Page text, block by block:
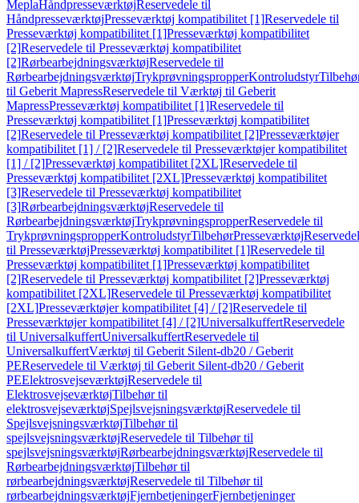
MeplaHåndpresseværktøjReservedele til
HåndpresseværktøjPresseværktøj kompatibilitet [1]Reservedele til
Presseværktøj kompatibilitet [1]Presseværktøj kompatibilitet
[2]Reservedele til Presseværktøj kompatibilitet
[2]RørbearbejdningsværktøjReservedele til
RørbearbejdningsværktøjTrykprøvningspropperKontroludstyr
til Geberit MapressReservedele til Værktøj til Geberit
MapressPresseværktøj kompatibilitet [1]Reservedele til
Presseværktøj kompatibilitet [1]Presseværktøj kompatibilitet
[2]Reservedele til Presseværktøj kompatibilitet [2]Presseværktøjer
kompatibilitet [1] / [2]Reservedele til Presseværktøjer kompatibilitet
[1] / [2]Presseværktøj kompatibilitet [2XL]Reservedele til
Presseværktøj kompatibilitet [2XL]Presseværktøj kompatibilitet
[3]Reservedele til Presseværktøj kompatibilitet
[3]RørbearbejdningsværktøjReservedele til
RørbearbejdningsværktøjTrykprøvningspropperReservedele til
TrykprøvningspropperKontroludstyrTilbehørPresseværktøj
til PresseværktøjPresseværktøj kompatibilitet [1]Reservedele til
Presseværktøj kompatibilitet [1]Presseværktøj kompatibilitet
[2]Reservedele til Presseværktøj kompatibilitet [2]Presseværktøj
kompatibilitet [2XL]Reservedele til Presseværktøj kompatibilitet
[2XL]Presseværktøjer kompatibilitet [4] / [2]Reservedele til
Presseværktøjer kompatibilitet [4] / [2]UniversalkuffertReservedele
til UniversalkuffertUniversalkuffertReservedele til
UniversalkuffertVærktøj til Geberit Silent-db20 / Geberit
PEReservedele til Værktøj til Geberit Silent-db20 / Geberit
PEElektrosvejseværktøjReservedele til
ElektrosvejseværktøjTilbehør til
elektrosvejseværktøjSpejlsvejsningsværktøjReservedele til
SpejlsvejsningsværktøjTilbehør til
spejlsvejsningsværktøjReservedele til Tilbehør til
spejlsvejsningsværktøjRørbearbejdningsværktøjReservedele til
RørbearbejdningsværktøjTilbehør til
rørbearbejdningsværktøjReservedele til Tilbehør til
rørbearbejdningsværktøjFjernbetjeningerFjernbetjeninger